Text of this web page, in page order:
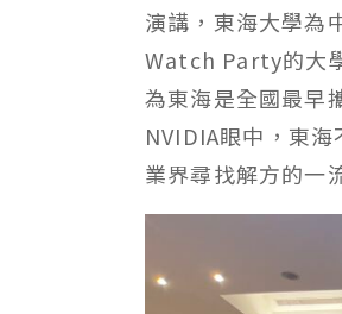
演講，東海大學為
Watch Party的大
為東海是全國最早
NVIDIA眼中，東
業界尋找解方的一